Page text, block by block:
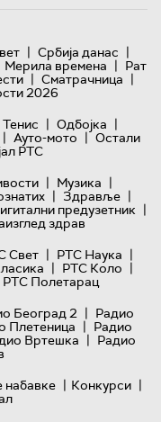
| Србија данас |
Мерила времена | Рат
| Сматрачница |
2026
Тенис | Одбојка |
| Ауто-мото | Остали
РТС
| Музика |
| Здравље |
предузетник |
здрав
Свет | РТС Наука |
| РТС Коло |
РТС Полетарац
Београд 2 | Радио
Плетеница | Радио
Вртешка | Радио
набавке | Конкурси |